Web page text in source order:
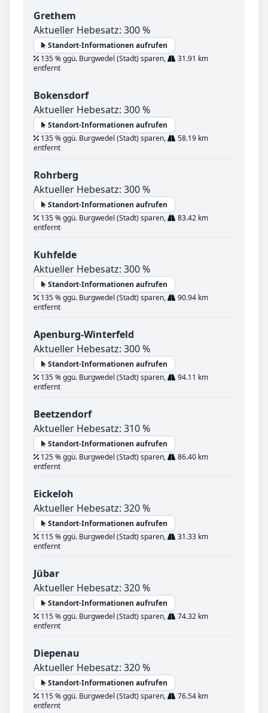
Grethem
Aktueller Hebesatz: 300 %
Standort-Informationen aufrufen
135 % ggü. Burgwedel (Stadt) sparen,
31.91 km
entfernt
Bokensdorf
Aktueller Hebesatz: 300 %
Standort-Informationen aufrufen
135 % ggü. Burgwedel (Stadt) sparen,
58.19 km
entfernt
Rohrberg
Aktueller Hebesatz: 300 %
Standort-Informationen aufrufen
135 % ggü. Burgwedel (Stadt) sparen,
83.42 km
entfernt
Kuhfelde
Aktueller Hebesatz: 300 %
Standort-Informationen aufrufen
135 % ggü. Burgwedel (Stadt) sparen,
90.94 km
entfernt
Apenburg-Winterfeld
Aktueller Hebesatz: 300 %
Standort-Informationen aufrufen
135 % ggü. Burgwedel (Stadt) sparen,
94.11 km
entfernt
Beetzendorf
Aktueller Hebesatz: 310 %
Standort-Informationen aufrufen
125 % ggü. Burgwedel (Stadt) sparen,
86.40 km
entfernt
Eickeloh
Aktueller Hebesatz: 320 %
Standort-Informationen aufrufen
115 % ggü. Burgwedel (Stadt) sparen,
31.33 km
entfernt
Jübar
Aktueller Hebesatz: 320 %
Standort-Informationen aufrufen
115 % ggü. Burgwedel (Stadt) sparen,
74.32 km
entfernt
Diepenau
Aktueller Hebesatz: 320 %
Standort-Informationen aufrufen
115 % ggü. Burgwedel (Stadt) sparen,
76.54 km
entfernt